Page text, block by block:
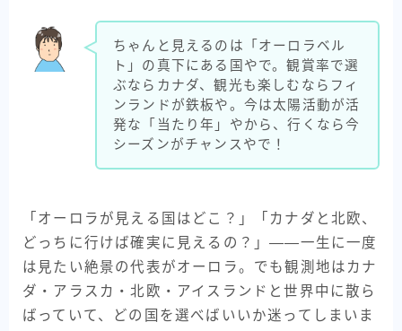
ちゃんと見えるのは「オーロラベル
ト」の真下にある国やで。観賞率で選
ぶならカナダ、観光も楽しむならフィ
ンランドが鉄板や。今は太陽活動が活
発な「当たり年」やから、行くなら今
シーズンがチャンスやで！
「オーロラが見える国はどこ？」「カナダと北欧、
どっちに行けば確実に見えるの？」――一生に一度
は見たい絶景の代表がオーロラ。でも観測地はカナ
ダ・アラスカ・北欧・アイスランドと世界中に散ら
ばっていて、どの国を選べばいいか迷ってしまいま